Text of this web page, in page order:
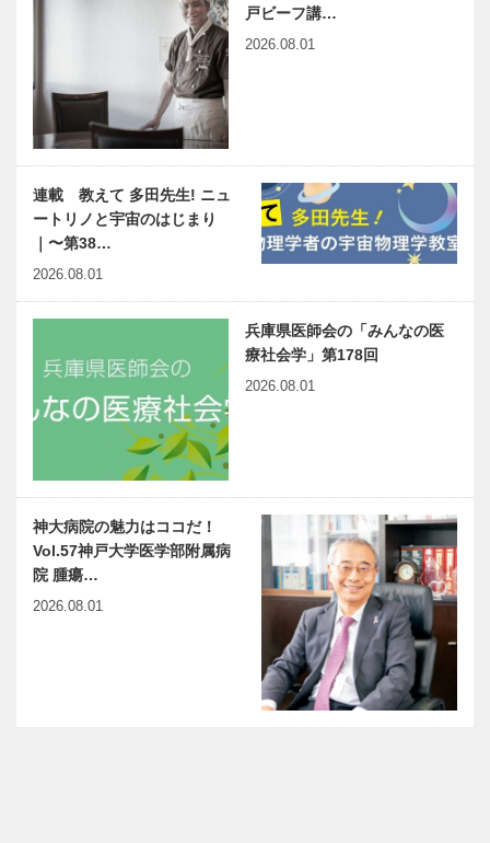
戸ビーフ講…
2026.08.01
連載 教えて 多田先生! ニュ
ートリノと宇宙のはじまり
｜〜第38…
2026.08.01
兵庫県医師会の「みんなの医
療社会学」第178回
2026.08.01
神大病院の魅力はココだ！
Vol.57神戸大学医学部附属病
院 腫瘍…
2026.08.01